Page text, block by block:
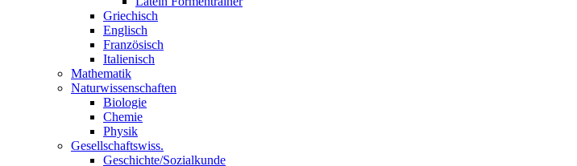
Griechisch
Englisch
Französisch
Italienisch
Mathematik
Naturwissenschaften
Biologie
Chemie
Physik
Gesellschaftswiss.
Geschichte/Sozialkunde